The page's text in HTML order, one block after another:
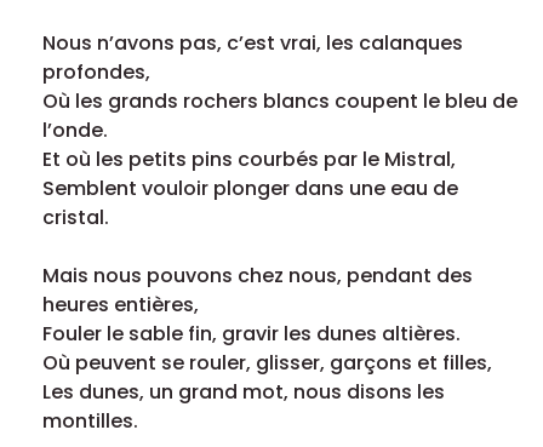
Nous n’avons pas, c’est vrai, les calanques
profondes,
Où les grands rochers blancs coupent le bleu de
l’onde.
Et où les petits pins courbés par le Mistral,
Semblent vouloir plonger dans une eau de
cristal.
Mais nous pouvons chez nous, pendant des
heures entières,
Fouler le sable fin, gravir les dunes altières.
Où peuvent se rouler, glisser, garçons et filles,
Les dunes, un grand mot, nous disons les
montilles.